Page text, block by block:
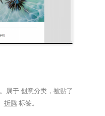
。属于创意分类，被贴了
折腾标签。